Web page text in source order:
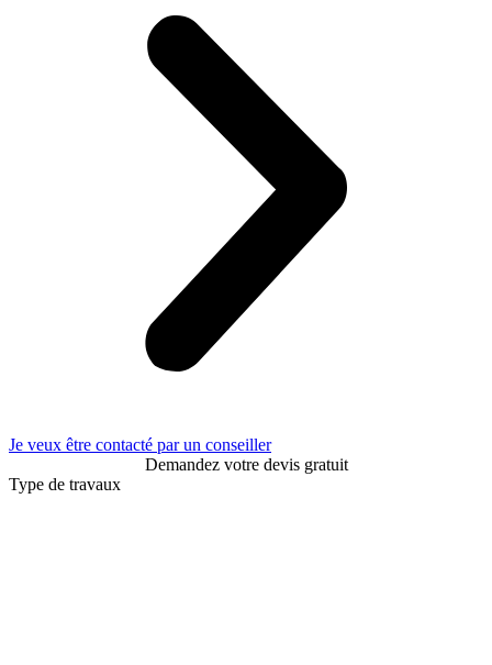
Je veux être contacté par un conseiller
Demandez votre devis gratuit
Type de travaux